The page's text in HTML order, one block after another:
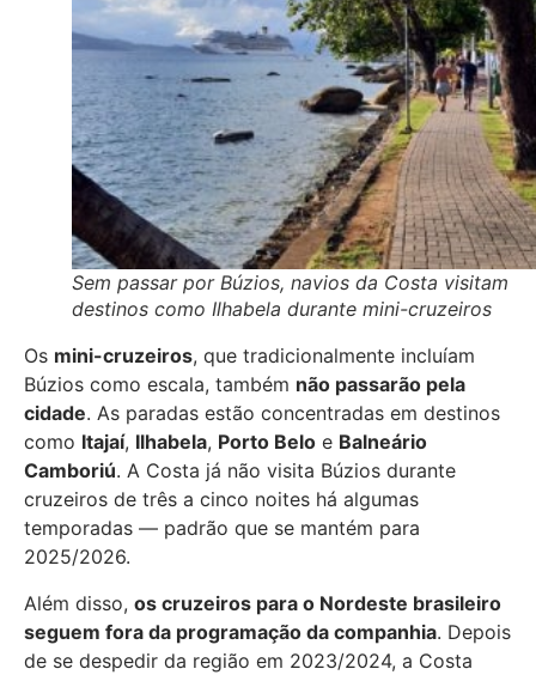
Sem passar por Búzios, navios da Costa visitam
destinos como Ilhabela durante mini-cruzeiros
Os mini-cruzeiros, que tradicionalmente incluíam
Búzios como escala, também não passarão pela
cidade. As paradas estão concentradas em destinos
como Itajaí, Ilhabela, Porto Belo e Balneário
Camboriú. A Costa já não visita Búzios durante
cruzeiros de três a cinco noites há algumas
temporadas — padrão que se mantém para
2025/2026.
Além disso, os cruzeiros para o Nordeste brasileiro
seguem fora da programação da companhia. Depois
de se despedir da região em 2023/2024, a Costa